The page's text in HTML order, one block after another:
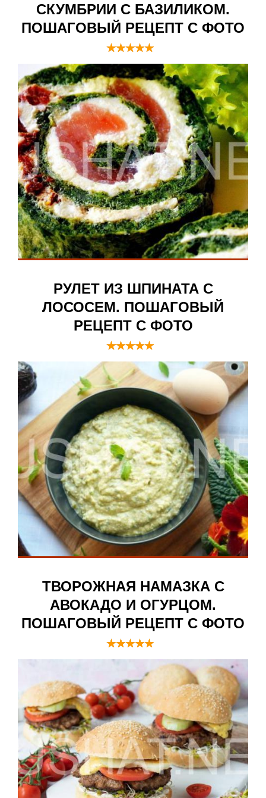
СКУМБРИИ С БАЗИЛИКОМ.
ПОШАГОВЫЙ РЕЦЕПТ С ФОТО
РУЛЕТ ИЗ ШПИНАТА С
ЛОСОСЕМ. ПОШАГОВЫЙ
РЕЦЕПТ С ФОТО
ТВОРОЖНАЯ НАМАЗКА С
АВОКАДО И ОГУРЦОМ.
ПОШАГОВЫЙ РЕЦЕПТ С ФОТО